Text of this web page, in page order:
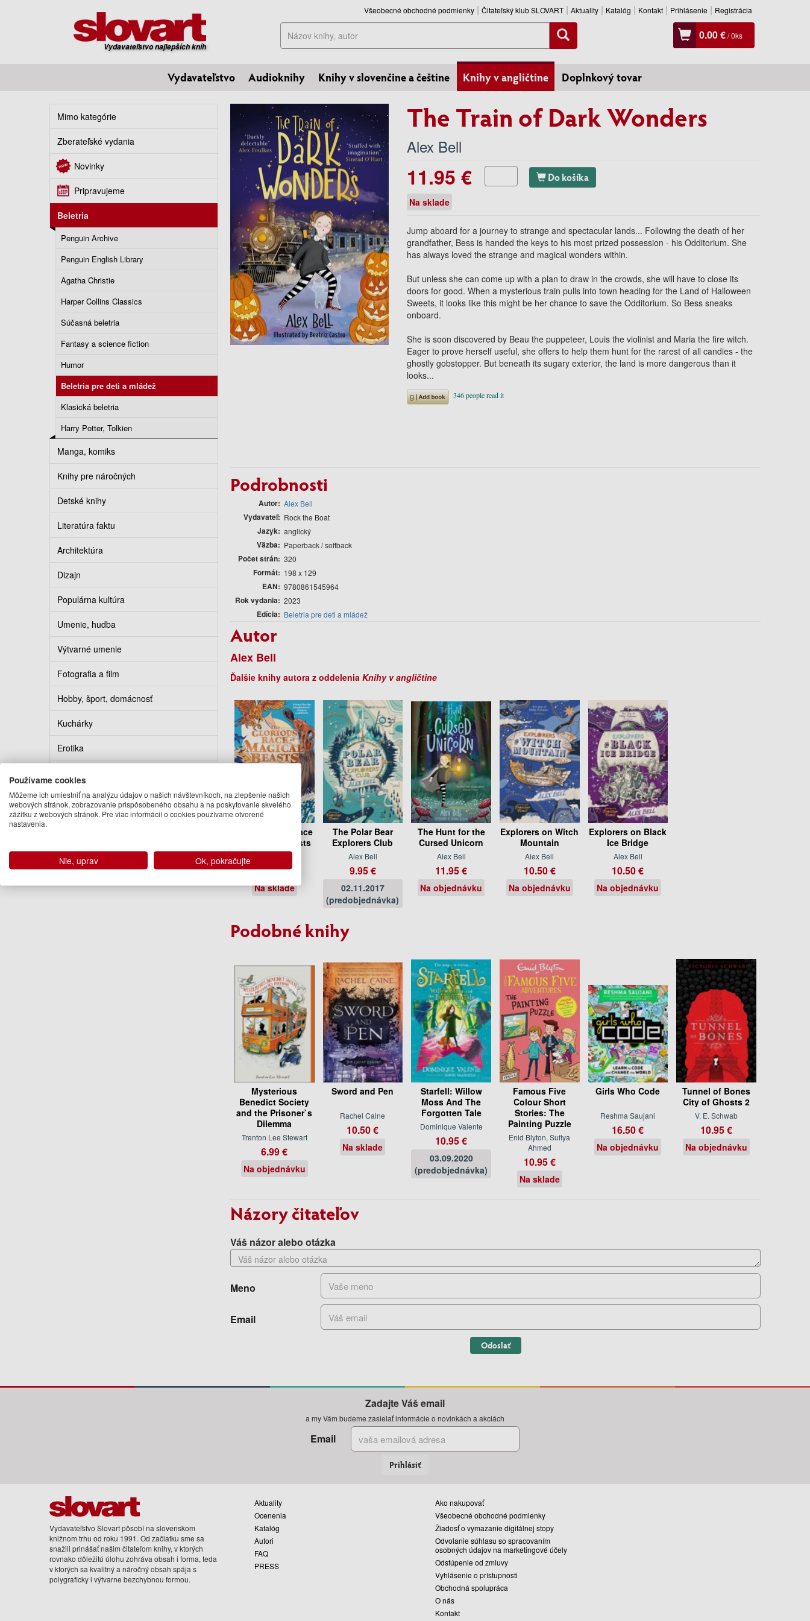
Vydavateľstvo najlepších kníh
Všeobecné obchodné podmienky Čitateľský klub SLOVART Aktuality Katalóg Kontakt Prihlásenie Registrácia
Hľadať 0.00 €/0ks
Vydavateľstvo Audioknihy Knihy v slovenčine a češtine Knihy v angličtine Doplnkový tovar
Mimo kategórie
Zberateľské vydania
Novinky
Pripravujeme
Beletria
Penguin Archive
Penguin English Library
Agatha Christie
Harper Collins Classics
Súčasná beletria
Fantasy a science fiction
Humor
Beletria pre deti a mládež
Klasická beletria
Harry Potter, Tolkien
Manga, komiks
Knihy pre náročných
Detské knihy
Literatúra faktu
Architektúra
Dizajn
Populárna kultúra
Umenie, hudba
Výtvarné umenie
Fotografia a film
Hobby, šport, domácnosť
Kuchárky
Erotika
Turistickí sprievodcovia
The Train of Dark Wonders
Alex Bell
11.95 € Do košíka
Na sklade
Jump aboard for a journey to strange and spectacular lands... Following the death of her
grandfather, Bess is handed the keys to his most prized possession - his Odditorium. She
has always loved the strange and magical wonders within.
But unless she can come up with a plan to draw in the crowds, she will have to close its
doors for good. When a mysterious train pulls into town heading for the Land of Halloween
Sweets, it looks like this might be her chance to save the Odditorium. So Bess sneaks
onboard.
She is soon discovered by Beau the puppeteer, Louis the violinist and Maria the fire witch.
Eager to prove herself useful, she offers to help them hunt for the rarest of all candies - the
ghostly gobstopper. But beneath its sugary exterior, the land is more dangerous than it
looks...
Podrobnosti
Autor Alex Bell
Vydavateľ Rock the Boat
Jazyk anglický
Väzba Paperback / softback
Počet strán 320
Formát 198 x 129
EAN 9780861545964
Rok vydania 2023
Edícia Beletria pre deti a mládež
Autor
Alex Bell
Ďalšie knihy autora z oddelenia Knihy v angličtine
The Glorious Race
of Magical Beasts
11.95 €
Na sklade
The Polar Bear
Explorers Club
Alex Bell
9.95 €
02.11.2017
(predobjednávka)
The Hunt for the
Cursed Unicorn
Alex Bell
11.95 €
Na objednávku
Explorers on Witch
Mountain
Alex Bell
10.50 €
Na objednávku
Explorers on Black
Ice Bridge
Alex Bell
10.50 €
Na objednávku
Podobné knihy
Mysterious
Benedict Society
and the Prisoner`s
Dilemma
Trenton Lee Stewart
6.99 €
Na objednávku
Sword and Pen
Rachel Caine
10.50 €
Na sklade
Starfell: Willow
Moss And The
Forgotten Tale
Dominique Valente
10.95 €
03.09.2020
(predobjednávka)
Famous Five
Colour Short
Stories: The
Painting Puzzle
Enid Blyton, Sufiya
Ahmed
10.95 €
Na sklade
Girls Who Code
Reshma Saujani
16.50 €
Na objednávku
Tunnel of Bones
City of Ghosts 2
V. E. Schwab
10.95 €
Na objednávku
Názory čitateľov
Váš názor alebo otázka
Meno
Email
Odoslať
Zadajte Váš email
a my Vám budeme zasielať informácie o novinkách a akciách
Email
Prihlásiť
Vydavateľstvo Slovart pôsobí na slovenskom
knižnom trhu od roku 1991. Od začiatku sme sa
snažili prinášať našim čitateľom knihy, v ktorých
rovnako dôležitú úlohu zohráva obsah i forma, teda
v ktorých sa kvalitný a náročný obsah spája s
polygraficky i výtvarne bezchybnou formou.
Aktuality
Ocenenia
Katalóg
Autori
FAQ
PRESS
Ako nakupovať
Všeobecné obchodné podmienky
Žiadosť o vymazanie digitálnej stopy
Odvolanie súhlasu so spracovaním
osobných údajov na marketingové účely
Odstúpenie od zmluvy
Vyhlásenie o prístupnosti
Obchodná spolupráca
O nás
Kontakt
Používame cookies
Môžeme ich umiestniť na analýzu údajov o našich návštevníkoch, na zlepšenie našich
webových stránok, zobrazovanie prispôsobeného obsahu a na poskytovanie skvelého
zážitku z webových stránok. Pre viac informácií o cookies používame otvorené
nastavenia.
Nie, uprav Ok, pokračujte